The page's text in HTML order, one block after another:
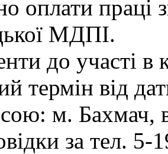
оплати праці
МДПІ.
до участі в
термін від
м. Бахмач,
за тел. 5-